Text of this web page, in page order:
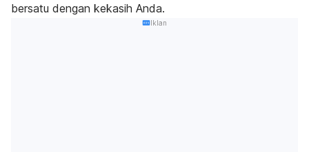
bersatu dengan kekasih Anda.
Iklan